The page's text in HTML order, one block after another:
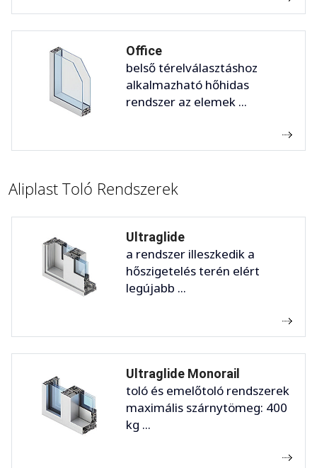
Office
belső térelválasztáshoz
alkalmazható hőhidas
rendszer az elemek ...
Aliplast Toló Rendszerek
Ultraglide
a rendszer illeszkedik a
hőszigetelés terén elért
legújabb ...
Ultraglide Monorail
toló és emelőtoló rendszerek
maximális szárnytömeg: 400
kg ...